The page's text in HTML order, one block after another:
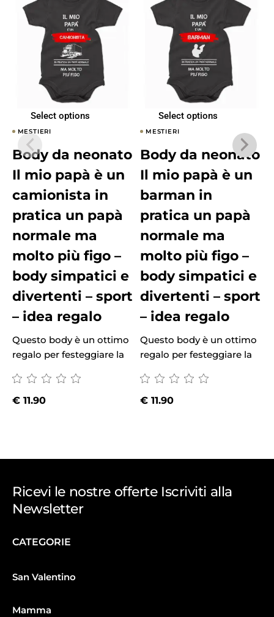
Select options
MESTIERI
Body da neonato
Il mio papà è un
camionista in
pratica un papà
normale ma
molto più figo –
body simpatici e
divertenti – sport
– idea regalo
Questo body è un ottimo
regalo per festeggiare la
€11.90
Select options
MESTIERI
Body da neonato
Il mio papà è un
barman in
pratica un papà
normale ma
molto più figo –
body simpatici e
divertenti – sport
– idea regalo
Questo body è un ottimo
regalo per festeggiare la
€ 11.90
Ricevi le nostre offerte Iscriviti alla
Newsletter
CATEGORIE
San Valentino
Mamma